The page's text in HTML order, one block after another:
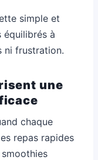
simple et
à
ni frustration.
une
chaque
repas rapides